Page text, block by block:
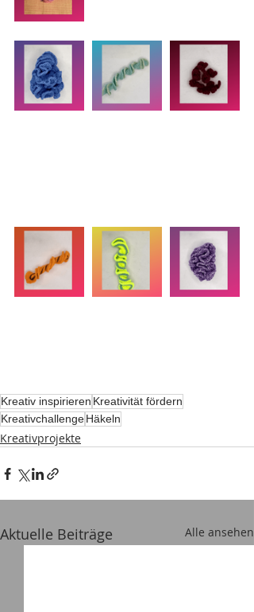
Kreativ inspirieren Kreativität fördern
KreativchallengeHäkeln
Kreativprojekte
Aktuelle Beiträge Alle ansehen